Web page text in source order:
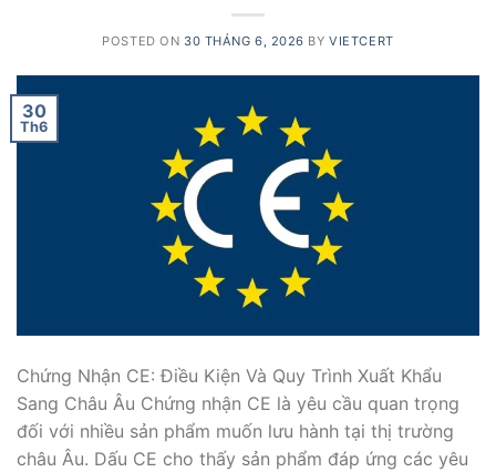
POSTED ON 30 THÁNG 6, 2026 BYVIETCERT
30
Th6
Chứng Nhận CE: Điều Kiện Và Quy Trình Xuất Khẩu
Sang Châu Âu Chứng nhận CE là yêu cầu quan trọng
đối với nhiều sản phẩm muốn lưu hành tại thị trường
châu Âu. Dấu CE cho thấy sản phẩm đáp ứng các yêu